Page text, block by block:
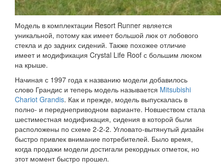
Модель в комплектации Resort Runner является
уникальной, потому как имеет большой люк от лобового
стекла и до задних сидений. Также похожее отличие
имеет и модификация Crystal Life Roof с большим люком
на крыше.
Начиная с 1997 года к названию модели добавилось
слово Грандис и теперь модель называется Mitsubishi
Chariot Grandis. Как и прежде, модель выпускалась в
полно- и переднеприводном варианте. Новшеством стала
шестиместная модификация, сидения в которой были
расположены по схеме 2-2-2. Угловато-вытянутый дизайн
быстро привлек внимание потребителей. Было время,
когда продажи модели достигали рекордных отметок, но
этот момент быстро прошел.